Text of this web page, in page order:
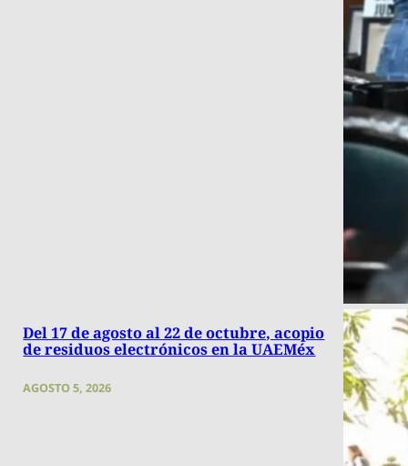
Del 17 de agosto al 22 de octubre, acopio
de residuos electrónicos en la UAEMéx
AGOSTO 5, 2026